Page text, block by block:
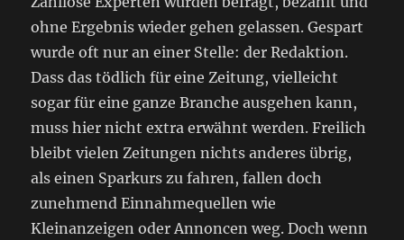
ohne Ergebnis wieder gehen gelassen. Gespart
wurde oft nur an einer Stelle: der Redaktion.
Dass das tödlich für eine Zeitung, vielleicht
sogar für eine ganze Branche ausgehen kann,
muss hier nicht extra erwähnt werden. Freilich
bleibt vielen Zeitungen nichts anderes übrig,
als einen Sparkurs zu fahren, fallen doch
zunehmend Einnahmequellen wie
Kleinanzeigen oder Annoncen weg. Doch wenn